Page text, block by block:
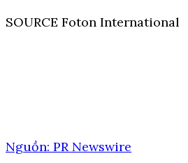
SOURCE Foton International
Nguồn: PR Newswire